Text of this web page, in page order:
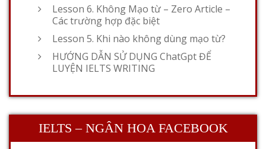
Lesson 6. Không Mạo từ – Zero Article –
Các trường hợp đặc biệt
Lesson 5. Khi nào không dùng mạo từ?
HƯỚNG DẪN SỬ DỤNG ChatGpt ĐỂ
LUYỆN IELTS WRITING
IELTS – NGÂN HOA FACEBOOK